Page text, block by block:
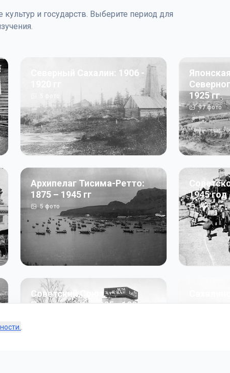
и государств. Выберите период для
Северный Сахалин: 1906 -
1925 гг
97фото
Архипелаг Тисима-Ретто:
1875 – 1945 гг
5фото
1945 год
50фото
Советский Союз.
Перестройка: 1985 - 1991 гг
- н.в.